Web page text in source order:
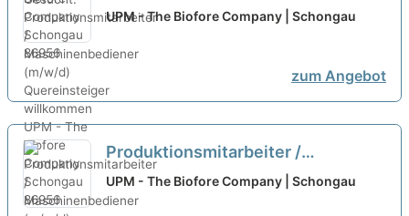
Maschinenbediener (m/w/d)
UPM - The Biofore Company | Schongau
zum Angebot
Produktionsmitarbeiter /
Maschinenbediener (m/w/d)
Quereinsteiger willkommen
UPM - The Biofore Company | Schongau